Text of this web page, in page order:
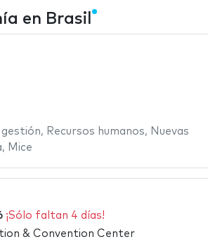
en Brasil
gestión, Recursos humanos, Nuevas
, Mice
¡Sólo faltan 4 días!
& Convention Center